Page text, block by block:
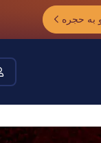
به حجره